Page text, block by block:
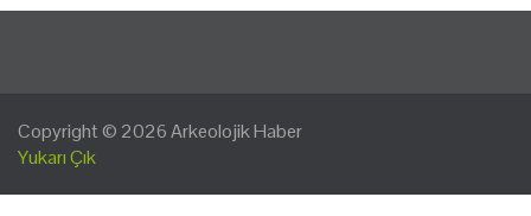
Copyright © 2026Arkeolojik Haber
Yukarı Çık